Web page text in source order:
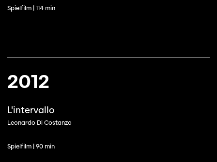
Spielfilm | 114 min
2012
L'intervallo
Leonardo Di Costanzo
Spielfilm | 90 min